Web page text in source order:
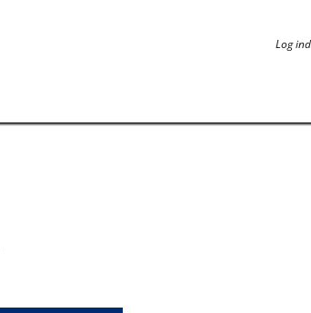
Log ind